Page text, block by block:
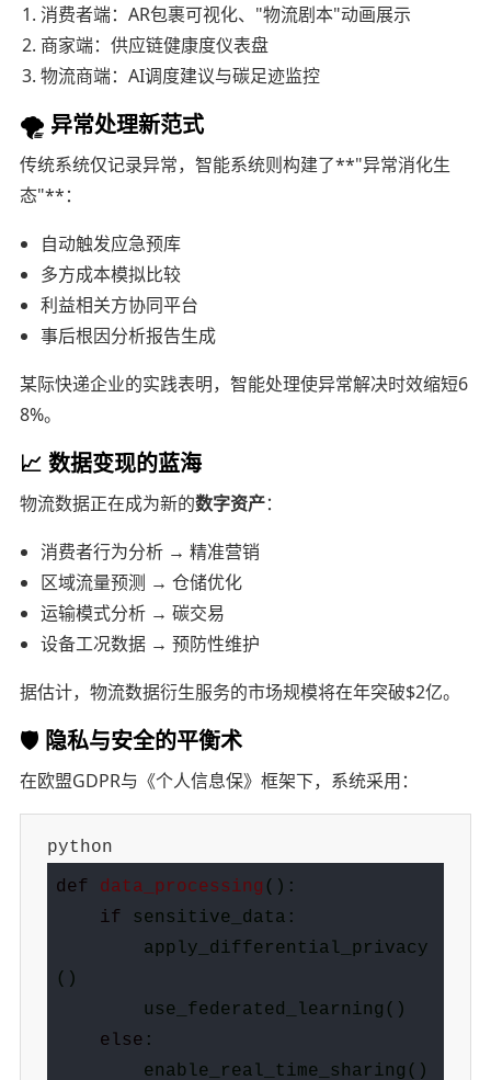
消费者端：AR包裹可视化、"物流剧本"动画展示
商家端：供应链健康度仪表盘
物流商端：AI调度建议与碳足迹监控
🌪️ 异常处理新范式
传统系统仅记录异常，智能系统则构建了**"异常消化生
态"**：
自动触发应急预库
多方成本模拟比较
利益相关方协同平台
事后根因分析报告生成
某际快递企业的实践表明，智能处理使异常解决时效缩短6
8%。
📈 数据变现的蓝海
物流数据正在成为新的数字资产：
消费者行为分析 → 精准营销
区域流量预测 → 仓储优化
运输模式分析 → 碳交易
设备工况数据 → 预防性维护
据估计，物流数据衍生服务的市场规模将在年突破$2亿。
🛡️ 隐私与安全的平衡术
在欧盟GDPR与《个人信息保》框架下，系统采用：
python
def
data_processing ():
if
else
        enable_real_time_sharing()